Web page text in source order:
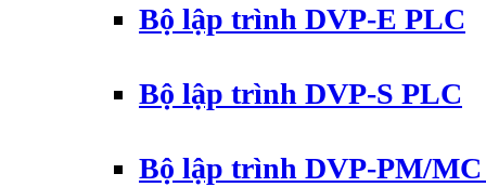
Bộ lập trình DVP-E PLC
Bộ lập trình DVP-S PLC
Bộ lập trình DVP-PM/